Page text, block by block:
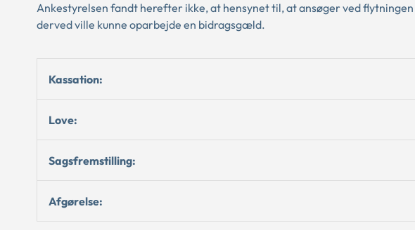
Ankestyrelsen fandt herefter ikke, at hensynet til, at ansøger ved
derved ville kunne oparbejde en bidragsgæld.
Kassation:
Love:
Sagsfremstilling:
Afgørelse: